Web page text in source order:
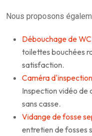
Nous proposons
Débouchage de
toilettes bouchées
satisfaction.
Caméra
Inspection vidéo de
sans casse.
Vidange de fosse
entretien de fosses